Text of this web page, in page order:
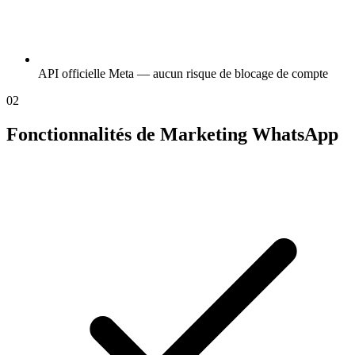
API officielle Meta — aucun risque de blocage de compte
02
Fonctionnalités de Marketing WhatsApp